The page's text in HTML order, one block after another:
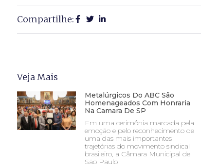
Compartilhe:
Veja Mais
Metalúrgicos Do ABC São
Homenageados Com Honraria
Na Camara De SP
Em uma cerimônia marcada pela
emoção e pelo reconhecimento de
uma das mais importantes
trajetórias do movimento sindical
brasileiro, a Câmara Municipal de
São Paulo